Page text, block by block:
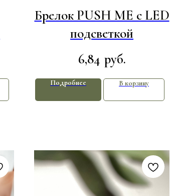
Брелок PUSH ME с LED
подсветкой
6,84 руб.
Подробнее В корзину